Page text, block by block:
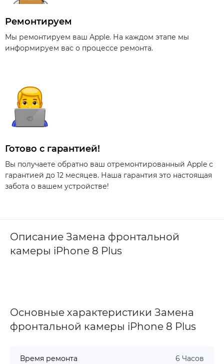
Ремонтируем
Мы ремонтируем ваш Apple. На каждом этапе мы
информируем вас о процессе ремонта.
Готово с гарантией!
Вы получаете обратно ваш отремонтированный Apple с
гарантией до 12 месяцев. Наша гарантия это настоящая
забота о вашем устройстве!
Описание Замена фронтальной
камеры iPhone 8 Plus
Основные характеристики Замена
фронтальной камеры iPhone 8 Plus
Время ремонта 6 Часов